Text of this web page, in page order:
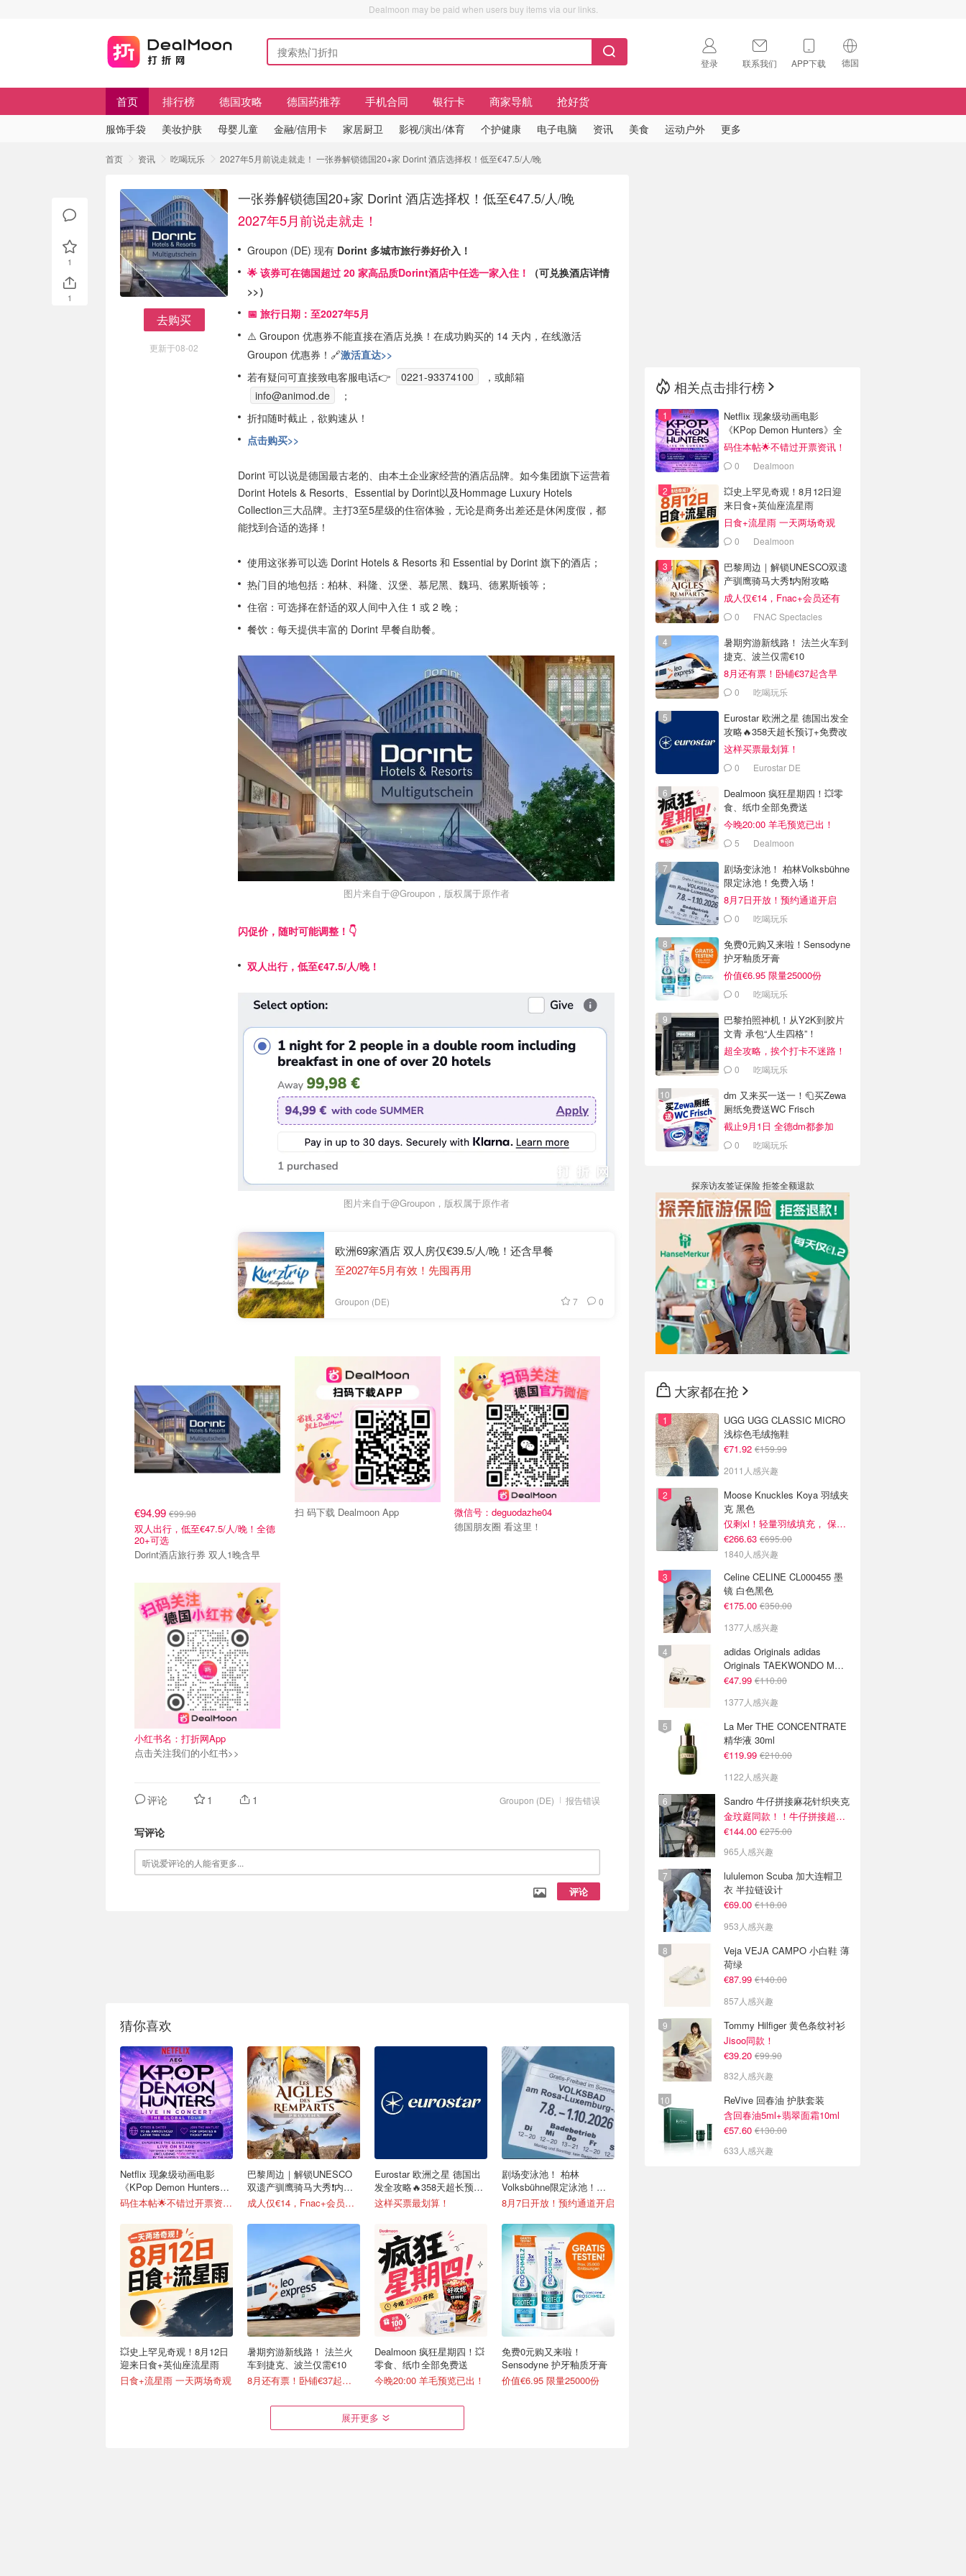
Dealmoon may be paid when users buy items via our links.
登录 联系我们 APP下载 德国
🇺🇸
首页 排行榜 德国攻略 德国药推荐 手机合同 银行卡 商家导航 抢好货
服饰手袋 美妆护肤 母婴儿童 金融/信用卡 家居厨卫 影视/演出/体育 个护健康 电子电脑 资讯 美食 运动户外 更多
首页 资讯 吃喝玩乐 2027年5月前说走就走！ 一张券解锁德国20+家 Dorint 酒店选择权！低至€47.5/人/晚
去购买
更新于08-02
一张券解锁德国20+家 Dorint 酒店选择权！低至€47.5/人/晚
2027年5月前说走就走！
Groupon (DE) 现有 Dorint 多城市旅行券好价入！
🌟 该券可在德国超过 20 家高品质Dorint酒店中任选一家入住！
（可兑换酒店详情
>>）
📅 旅行日期：至2027年5月
⚠️ Groupon 优惠券不能直接在酒店兑换！在成功购买的 14 天内，在线激活
Groupon 优惠券！🔗激活直达>>
若有疑问可直接致电客服电话👉
0221-93374100
，或邮箱
info@animod.de
；
折扣随时截止，欲购速从！
点击购买>>
Dorint 可以说是德国最古老的、由本土企业家经营的酒店品牌。如今集团旗下运营着
Dorint Hotels & Resorts、Essential by Dorint以及Hommage Luxury Hotels
Collection三大品牌。主打3至5星级的住宿体验，无论是商务出差还是休闲度假，都
能找到合适的选择！
使用这张券可以选 Dorint Hotels & Resorts 和 Essential by Dorint 旗下的酒店；
热门目的地包括：柏林、科隆、汉堡、慕尼黑、魏玛、德累斯顿等；
住宿：可选择在舒适的双人间中入住 1 或 2 晚；
餐饮：每天提供丰富的 Dorint 早餐自助餐。
图片来自于@Groupon，版权属于原作者
闪促价，随时可能调整！👇
双人出行，低至€47.5/人/晚！
图片来自于@Groupon，版权属于原作者
欧洲69家酒店 双人房仅€39.5/人/晚！还含早餐
至2027年5月有效！先囤再用
Groupon (DE) 7 0
€94.99 €99.98
双人出行，低至€47.5/人/晚！全德
20+可选
Dorint酒店旅行券 双人1晚含早
扫 码下载 Dealmoon App
关注我们~
微信号：deguodazhe04
德国朋友圈 看这里！
小红书名：打折网App
点击关注我们的小红书>>
报告错误
Groupon (DE)
评论 1 1
写评论
评论
猜你喜欢
Netflix 现象级动画电影
《KPop Demon Hunters》
全球巡演官宣
码住本帖🌟不错过开票资讯！
💥史上罕见奇观！8月12日
迎来日食+英仙座流星雨
日食+流星雨 一天两场奇观
巴黎周边｜解锁UNESCO
双遗产驯鹰骑马大秀❗️内附
攻略
成人仅€14，Fnac+会员还有折！
暑期穷游新线路！ 法兰火
车到捷克、波兰仅需€10
8月还有票！卧铺€37起含早
Eurostar 欧洲之星 德国出
发全攻略🔥358天超长预订
+免费改签
这样买票最划算！
Dealmoon 疯狂星期四！💥
零食、纸巾全部免费送
今晚20:00 羊毛预览已出！
剧场变泳池！ 柏林
Volksbühne限定泳池！免
费入场！
8月7日开放！预约通道开启
免费0元购又来啦！
Sensodyne 护牙釉质牙膏
价值€6.95 限量25000份
展开更多
1
1
相关点击排行榜
Netflix 现象级动画电影
《KPop Demon Hunters》全
球巡演官宣
码住本帖🌟不错过开票资讯！
0 Dealmoon
💥史上罕见奇观！8月12日迎
来日食+英仙座流星雨
日食+流星雨 一天两场奇观
0 Dealmoon
巴黎周边｜解锁UNESCO双遗
产驯鹰骑马大秀❗️内附攻略
成人仅€14，Fnac+会员还有
折！0 FNAC Spectacles
暑期穷游新线路！ 法兰火车到
捷克、波兰仅需€10
8月还有票！卧铺€37起含早
0 吃喝玩乐
Eurostar 欧洲之星 德国出发全
攻略🔥358天超长预订+免费改
签
这样买票最划算！
0 Eurostar DE
Dealmoon 疯狂星期四！💥零
食、纸巾全部免费送
今晚20:00 羊毛预览已出！
5 Dealmoon
剧场变泳池！ 柏林Volksbühne
限定泳池！免费入场！
8月7日开放！预约通道开启
0 吃喝玩乐
免费0元购又来啦！Sensodyne
护牙釉质牙膏
价值€6.95 限量25000份
0 吃喝玩乐
巴黎拍照神机！从Y2K到胶片
文青 承包“人生四格”！
超全攻略，挨个打卡不迷路！
0 吃喝玩乐
dm 又来买一送一！🧻买Zewa
厕纸免费送WC Frisch
截止9月1日 全德dm都参加
0 吃喝玩乐
探亲访友签证保险 拒签全额退款
大家都在抢
UGG UGG CLASSIC MICRO
浅棕色毛绒拖鞋
€71.92 €159.99
2011人感兴趣
Moose Knuckles Koya 羽绒夹
克 黑色
仅剩xl！轻量羽绒填充， 保暖不厚重
€266.63 €695.00
1840人感兴趣
Celine CELINE CL000455 墨
镜 白色黑色
€175.00 €350.00
1377人感兴趣
adidas Originals adidas
Originals TAEKWONDO MEI
芭蕾鞋 棕色米色
€47.99 €110.00
1377人感兴趣
La Mer THE CONCENTRATE
精华液 30ml
€119.99 €210.00
1122人感兴趣
Sandro 牛仔拼接麻花针织夹克
金玟庭同款！！牛仔拼接超有层次感
€144.00 €275.00
965人感兴趣
lululemon Scuba 加大连帽卫
衣 半拉链设计
€69.00 €118.00
953人感兴趣
Veja VEJA CAMPO 小白鞋 薄
荷绿
€87.99 €140.00
857人感兴趣
Tommy Hilfiger 黄色条纹衬衫
Jisoo同款！
€39.20 €99.90
832人感兴趣
ReVive 回春油 护肤套装
含回春油5ml+翡翠面霜10ml
€57.60 €130.00
633人感兴趣